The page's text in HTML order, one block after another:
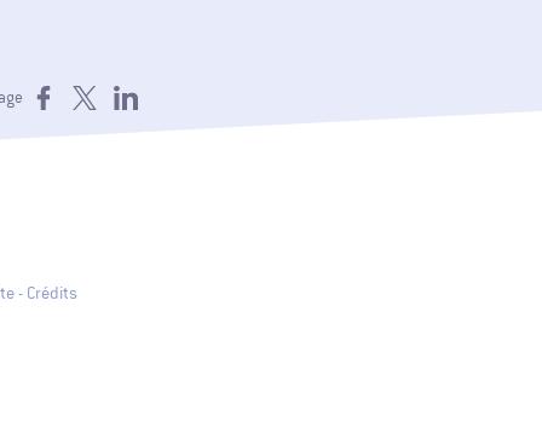
Partager sur Facebook
Partager sur XPartager sur LinkedIn
- Crédits